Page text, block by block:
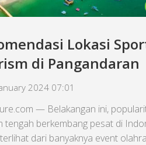
Lokasi
di Pangandaran
2024 07:01
— Belakangan ini,
tengah berkembang pesat di
dari banyaknya event